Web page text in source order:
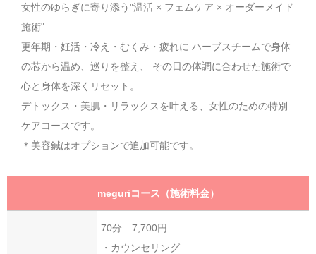
Cancel
プロフィール
Profile
Instagram
フェイスブック
女性のゆらぎに寄り添う"温活 × フェムケア × オーダーメイド
施術"
更年期・妊活・冷え・むくみ・疲れに ハーブスチームで身体
の芯から温め、巡りを整え、 その日の体調に合わせた施術で
心と身体を深くリセット。
デトックス・美肌・リラックスを叶える、女性のための特別
ケアコースです。
＊美容鍼はオプションで追加可能です。
meguriコース（施術料金）
70分 7,700円
・カウンセリング